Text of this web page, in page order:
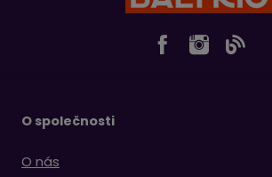
O společnosti
O nás